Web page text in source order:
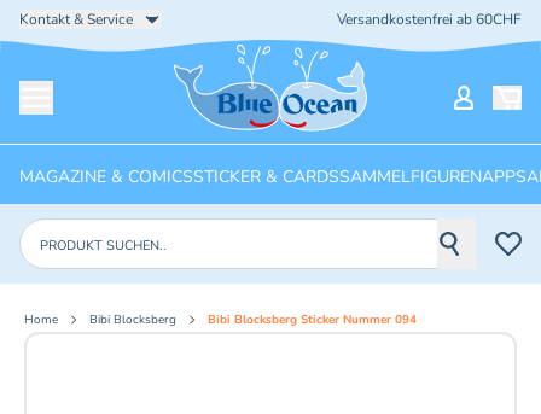
Kontakt & Service Versandkostenfrei ab 60CHF
Startseite
MAGAZINE & COMICSSTICKER & CARDSSAMMELFIGURENAPPS
Produkte suchen
Home Bibi Blocksberg Bibi Blocksberg Sticker Nummer 094